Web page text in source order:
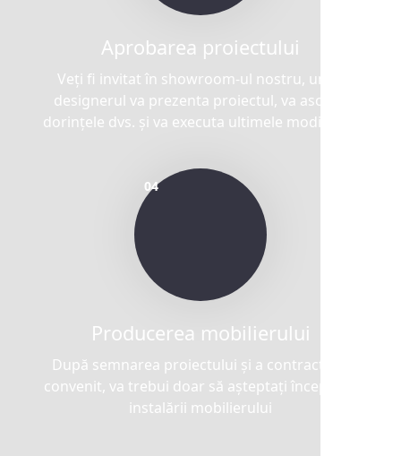
Aprobarea proiectului
Veți fi invitat în showroom-ul nostru, unde
designerul va prezenta proiectul, va asculta
dorințele dvs. și va executa ultimele modificări.
Producerea mobilierului
După semnarea proiectului și a contractului
convenit, va trebui doar să așteptați începerea
instalării mobilierului